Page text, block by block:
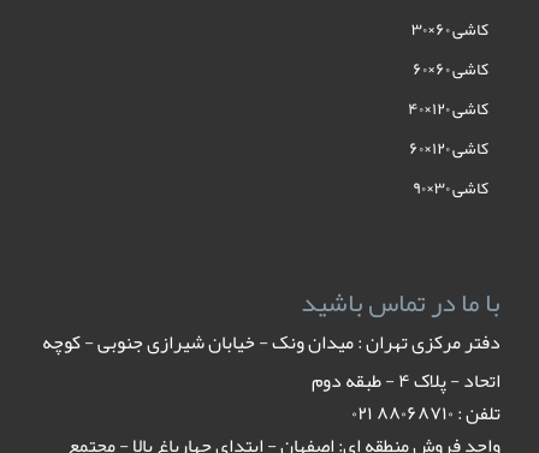
کاشی ۶۰×۳۰
کاشی ۶۰×۶۰
کاشی ۱۲۰×۴۰
کاشی ۱۲۰×۶۰
کاشی ۳۰×۹۰
با ما در تماس باشید
دفتر مرکزی تهران : میدان ونک - خیابان شیرازی جنوبی - کوچه
اتحاد - پلاک ۴ - طبقه دوم
تلفن : ٨٨٠۶٨٧١٠ ٠٢١